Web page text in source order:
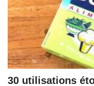
30 utilisations